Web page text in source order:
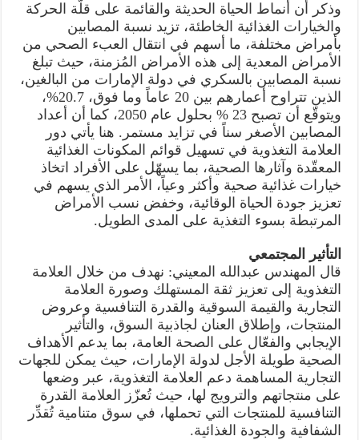
وذكر أن أنماط الحياة الحديثة والقائمة على قلّة الحركة
والخيارات الغذائية الخاطئة، تزيد نسبة المصابين
بأمراض مختلفة، ما أسهم في انتقال العبء الصحي من
الأمراض المعدية إلى هذه الأمراض المُزمنة، حيث تبلغ
نسبة المصابين بالسكري في دولة الإمارات من البالغين،
الذين تتراوح أعمارهم بين 20 عاماً وما فوق، 20.7%،
ويتوقّع أن تصبح 23 % بحلول عام 2050، كما أن أعداد
المصابين الأصغر سناً في تزايد مستمر. هنا يأتي دور
العلامة التغذوية في تسهيل قوائم المكونات الغذائية
المعقّدة وآثارها الصحية، بما يسهّل على الأفراد اتخاذ
خيارات غذائية صحية وأكثر وعياً، الأمر الذي يسهم في
تعزيز جودة الحياة الوقائية، وخفض نسب الأمراض
المرتبطة بسوء التغذية على المدى الطويل.
التأثير المجتمعي
قال المهندس عبدالله المعيني: نهدف من خلال العلامة
التغذوية إلى تعزيز ثقة المستهلك وصورة العلامة
التجارية والقيمة السوقية والقدرة التنافسية وعروض
المنتجات، وإطلاق العنان لجاذبية السوق، والتأثير
الإيجابي والفعّال على الصحة العامة، بما يدعم الأهداف
الصحية طويلة الأجل لدولة الإمارات، حيث يمكن للجهات
التجارية المساهمة دعم العلامة التغذوية، عبر وضعها
على منتجاتهم والترويج لها، حيث تُعزّز العلامة القدرة
التنافسية للمنتجات التي تحملها، في سوق متنامية تُقدِّر
الشفافية والجودة الغذائية.